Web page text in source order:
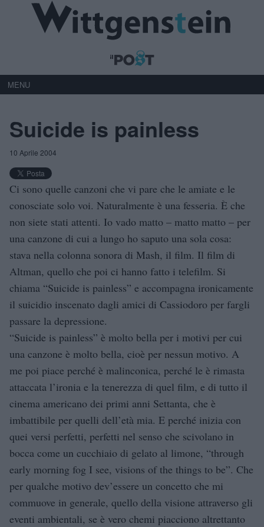
MENU
Suicide is painless
10 Aprile 2004
Ci sono quelle canzoni che vi pare che le amiate e le
conosciate solo voi. Naturalmente è una fesseria. È che
non siete stati attenti. Io vado matto – matto matto – per
una canzone di cui a lungo ho saputo una sola cosa:
stava nella colonna sonora di Mash, il film. Il film di
Altman, quello che poi ci hanno fatto i telefilm. Si
chiama “Suicide is painless” e accompagna ironicamente
il suicidio inscenato dagli amici di Cassiodoro per fargli
passare la depressione.
“Suicide is painless” è molto bella per i motivi per cui
una canzone è molto bella, cioè per nessun motivo. A
me poi piace perché è malinconica, perché le è rimasta
attaccata l’ironia e la tenerezza di quel film, e di tutto il
cinema americano dei primi anni Settanta, che è
imbattibile per quelli dell’età mia. E perché inizia con
quei versi perfetti, perfetti nel senso che scivolano in
bocca come un cucchiaio di gelato al limone, “through
early morning fog I see, visions of the things to be”. Che
per qualche motivo dev’essere un concetto che mi
commuove in generale, quello della visione attraverso gli
eventi ambientali, se è vero chemi piacciono altrettanto